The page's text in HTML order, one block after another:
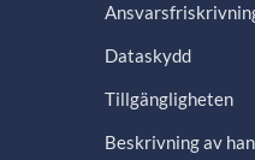
Dataskydd
Tillgängligheten
Beskrivning av